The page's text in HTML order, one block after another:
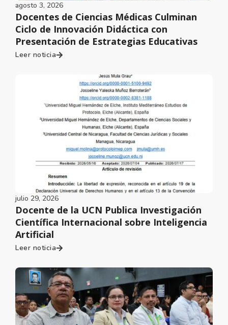
agosto 3, 2026
Docentes de Ciencias Médicas Culminan
Ciclo de Innovación Didáctica con
Presentación de Estrategias Educativas
Leer noticia
julio 29, 2026
Docente de la UCN Publica Investigación
Científica Internacional sobre Inteligencia
Artificial
Leer noticia